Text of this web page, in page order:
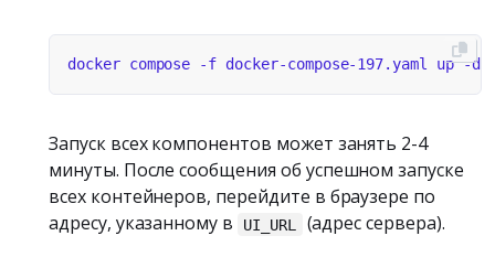
Запуск всех компонентов может занять 2-4
минуты. После сообщения об успешном запуске
всех контейнеров, перейдите в браузере по
адресу, указанному в
UI_URL (адрес сервера).